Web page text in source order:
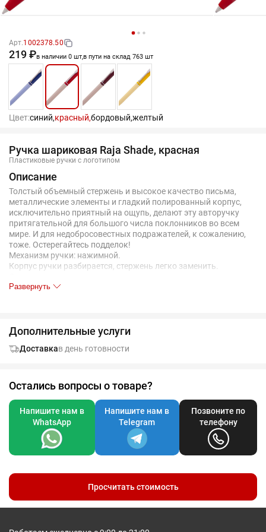
Арт.1002378.50
219 ₽в наличии 0 шт,в пути на склад 763 шт
Цвет:синий,красный,бордовый,желтый
Ручка шариковая Raja Shade, красная
Пластиковые ручки с логотипом
Описание
Толстый объемный стержень и высокое качество письма,
металлические элементы и гладкий полированный корпус,
исключительно приятный на ощупь, делают эту авторучку
притягательной для большого числа поклонников во всем
мире. И для недобросовестных подражателей, к сожалению,
тоже. Остерегайтесь подделок!
Механизм ручки: нажимной.
Корпус ручки разбирается, стержень легко заменить.
Развернуть
Дополнительные услуги
Доставкав день готовности
Остались вопросы о товаре?
Напишите нам в
WhatsApp
Напишите нам в
Telegram
Позвоните по
телефону
Просчитать стоимость